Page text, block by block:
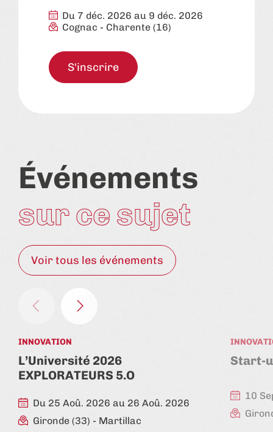
Du 7 déc. 2026 au 9 déc. 2026
Cognac - Charente (16)
S'inscrire
Événements
sur ce sujet
Voir tous les événements
INNOVATION
L’Université 2026
EXPLORATEURS 5.O
Du 25 Aoû. 2026 au 26 Aoû. 2026
Gironde (33) - Martillac
Start-
10